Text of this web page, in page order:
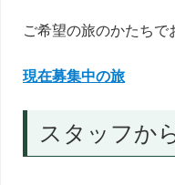
ご希望の旅のかたちで
現在募集中の旅
スタッフか